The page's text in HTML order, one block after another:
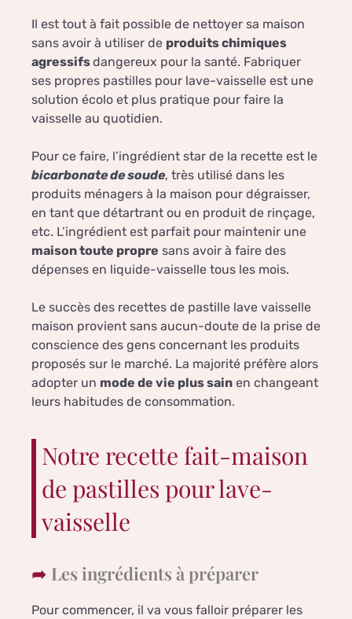
Il est tout à fait possible de nettoyer sa maison
sans avoir à utiliser de produits chimiques
agressifsdangereux pour la santé. Fabriquer
ses propres pastilles pour lave-vaisselle est une
solution écolo et plus pratique pour faire la
vaisselle au quotidien.
Pour ce faire, l’ingrédient star de la recette est le
bicarbonate de soude, très utilisé dans les
produits ménagers à la maison pour dégraisser,
en tant que détartrant ou en produit de rinçage,
etc. L’ingrédient est parfait pour maintenir une
maison toute propre sans avoir à faire des
dépenses en liquide-vaisselle tous les mois.
Le succès des recettes de pastille lave vaisselle
maison provient sans aucun-doute de la prise de
conscience des gens concernant les produits
proposés sur le marché. La majorité préfère alors
adopter un mode de vie plus sain en changeant
leurs habitudes de consommation.
Notre recette fait-maison
de pastilles pour lave-
vaisselle
Les ingrédients à préparer
Pour commencer, il va vous falloir préparer les